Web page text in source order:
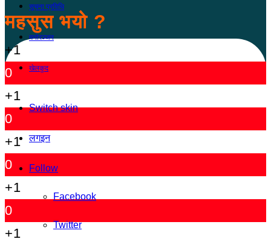
सूचना प्रविधि
मनोरञ्जन
खेलकुद
Switch skin
लगइन
Follow
Facebook
Twitter
महसुस भयो ?
+1
0
+1
0
+1
0
+1
0
+1